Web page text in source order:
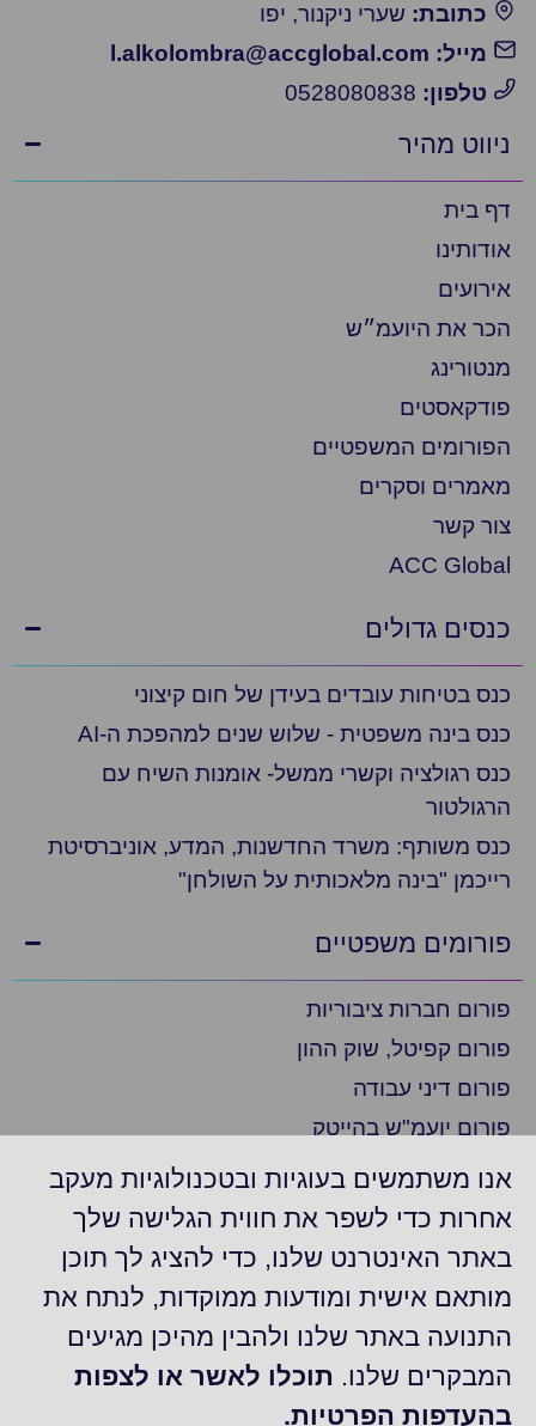
כתובת: שערי ניקנור, יפו
מייל: l.alkolombra@accglobal.com
טלפון:
ניווט מהיר
דף בית
אודותינו
אירועים
הכר את היועמ״ש
מנטורינג
פודקאסטים
הפורומים המשפטיים
מאמרים וסקרים
צור קשר
ACC Global
כנסים גדולים
כנס בטיחות עובדים בעידן של חום קיצוני
כנס בינה משפטית - שלוש שנים למהפכת ה-AI
כנס רגולציה וקשרי ממשל- אומנות השיח עם
הרגולטור
כנס משותף: משרד החדשנות, המדע, אוניברסיטת
רייכמן "בינה מלאכותית על השולחן"
פורומים משפטיים
פורום חברות ציבוריות
פורום קפיטל, שוק ההון
פורום דיני עבודה
פורום יועמ"ש בהייטק
פורום ציות
פורום ביומד ופארמה
פורום יועמ"ש בצפון
פורום חברות דואליות/נסחרות בניו יורק
פורום משפט מסחרי
קבוצת "עדכונים משפטיים"
אנו משתמשים בעוגיות ובטכנולוגיות מעקב
אחרות כדי לשפר את חווית הגלישה שלך
באתר האינטרנט שלנו, כדי להציג לך תוכן
מותאם אישית ומודעות ממוקדות, לנתח את
התנועה באתר שלנו ולהבין מהיכן מגיעים
המבקרים שלנו. תוכלו לאשר או לצפות
בהעדפות הפרטיות.